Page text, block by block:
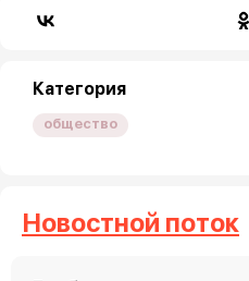
Категория
общество
Новостной поток